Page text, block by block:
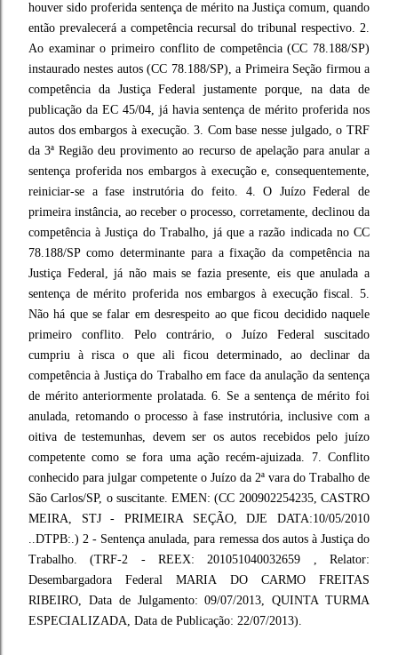
houver sido proferida sentença de mérito na Justiça comum, quando
então prevalecerá a competência recursal do tribunal respectivo. 2.
Ao examinar o primeiro conflito de competência (CC 78.188/SP)
instaurado nestes autos (CC 78.188/SP), a Primeira Seção firmou a
competência da Justiça Federal justamente porque, na data de
publicação da EC 45/04, já havia sentença de mérito proferida nos
autos dos embargos à execução. 3. Com base nesse julgado, o TRF
da 3ª Região deu provimento ao recurso de apelação para anular a
sentença proferida nos embargos à execução e, consequentemente,
reiniciar-se a fase instrutória do feito. 4. O Juízo Federal de
primeira instância, ao receber o processo, corretamente, declinou da
competência à Justiça do Trabalho, já que a razão indicada no CC
78.188/SP como determinante para a fixação da competência na
Justiça Federal, já não mais se fazia presente, eis que anulada a
sentença de mérito proferida nos embargos à execução fiscal. 5.
Não há que se falar em desrespeito ao que ficou decidido naquele
primeiro conflito. Pelo contrário, o Juízo Federal suscitado
cumpriu à risca o que ali ficou determinado, ao declinar da
competência à Justiça do Trabalho em face da anulação da sentença
de mérito anteriormente prolatada. 6. Se a sentença de mérito foi
anulada, retomando o processo à fase instrutória, inclusive com a
oitiva de testemunhas, devem ser os autos recebidos pelo juízo
competente como se fora uma ação recém-ajuizada. 7. Conflito
conhecido para julgar competente o Juízo da 2ª vara do Trabalho de
São Carlos/SP, o suscitante. EMEN: (CC 200902254235, CASTRO
MEIRA, STJ - PRIMEIRA SEÇÃO, DJE DATA:10/05/2010
..DTPB:.) 2 - Sentença anulada, para remessa dos autos à Justiça do
Trabalho. (TRF-2 - REEX: 201051040032659 , Relator:
Desembargadora Federal MARIA DO CARMO FREITAS
RIBEIRO, Data de Julgamento: 09/07/2013, QUINTA TURMA
ESPECIALIZADA, Data de Publicação: 22/07/2013).